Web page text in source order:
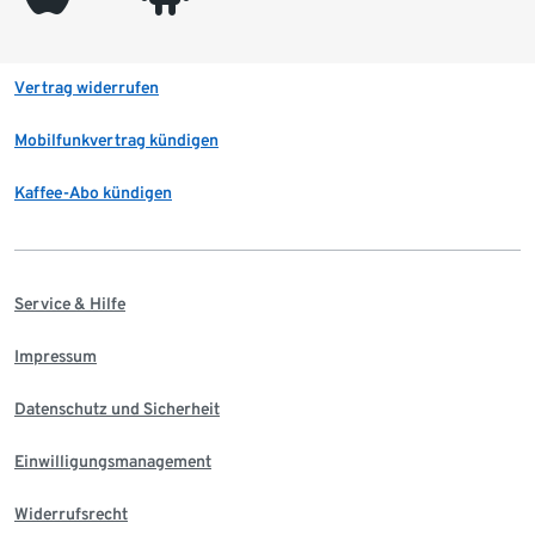
Vertrag widerrufen
Mobilfunkvertrag kündigen
Kaffee-Abo kündigen
Service & Hilfe
Impressum
Datenschutz und Sicherheit
Einwilligungsmanagement
Widerrufsrecht